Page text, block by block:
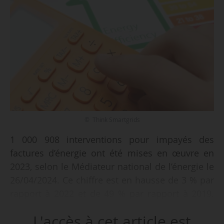
1 000 908 interventions pour impayés des
factures d’énergie ont été mises en œuvre en
années précédentes et, pour la première fois, le